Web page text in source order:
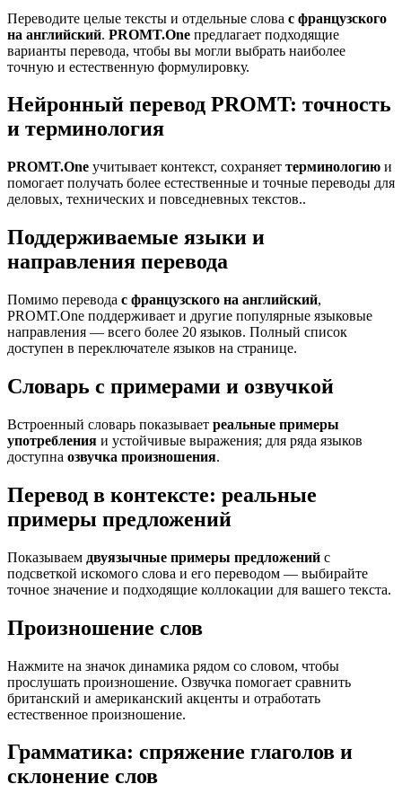
Переводите целые тексты и отдельные слова с французского
на английский. PROMT.One предлагает подходящие
варианты перевода, чтобы вы могли выбрать наиболее
точную и естественную формулировку.
Нейронный перевод PROMT: точность
и терминология
PROMT.One учитывает контекст, сохраняет терминологию и
помогает получать более естественные и точные переводы для
деловых, технических и повседневных текстов..
Поддерживаемые языки и
направления перевода
Помимо перевода с французского на английский,
PROMT.One поддерживает и другие популярные языковые
направления — всего более 20 языков. Полный список
доступен в переключателе языков на странице.
Словарь с примерами и озвучкой
Встроенный словарь показывает реальные примеры
употребления и устойчивые выражения; для ряда языков
доступна озвучка произношения.
Перевод в контексте: реальные
примеры предложений
Показываем двуязычные примеры предложений с
подсветкой искомого слова и его переводом — выбирайте
точное значение и подходящие коллокации для вашего текста.
Произношение слов
Нажмите на значок динамика рядом со словом, чтобы
прослушать произношение. Озвучка помогает сравнить
британский и американский акценты и отработать
естественное произношение.
Грамматика: спряжение глаголов и
склонение слов